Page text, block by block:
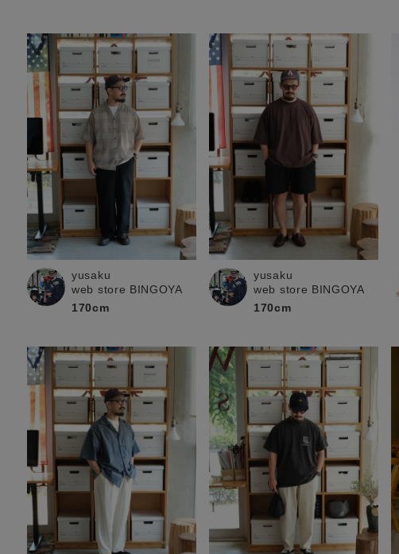
履き比べ可能商品から探す
お知らせ・ご利用ガイド
お知らせ
ご利用ガイド
ギフトラッピング
お問い合わせ
在庫
在庫あり
この条件で絞り込む
yusaku
web store BINGOYA
170cm
yusaku
web store BINGOYA
170cm